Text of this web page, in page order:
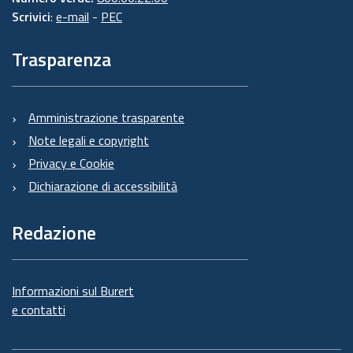
Scrivici: e-mail - PEC
Trasparenza
Amministrazione trasparente
Note legali e copyright
Privacy e Cookie
Dichiarazione di accessibilità
Redazione
Informazioni sul Burert
e contatti